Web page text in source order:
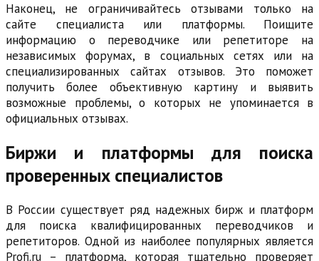
Наконец, не ограничивайтесь отзывами только на
сайте специалиста или платформы. Поищите
информацию о переводчике или репетиторе на
независимых форумах, в социальных сетях или на
специализированных сайтах отзывов. Это поможет
получить более объективную картину и выявить
возможные проблемы, о которых не упоминается в
официальных отзывах.
Биржи и платформы для поиска
проверенных специалистов
В России существует ряд надежных бирж и платформ
для поиска квалифицированных переводчиков и
репетиторов. Одной из наиболее популярных является
Profi.ru – платформа, которая тщательно проверяет